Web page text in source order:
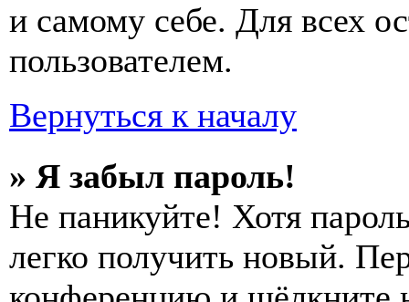
и самому себе. Для всех
пользователем.
Вернуться к началу
» Я забыл пароль!
Не паникуйте! Хотя
легко получить новый.